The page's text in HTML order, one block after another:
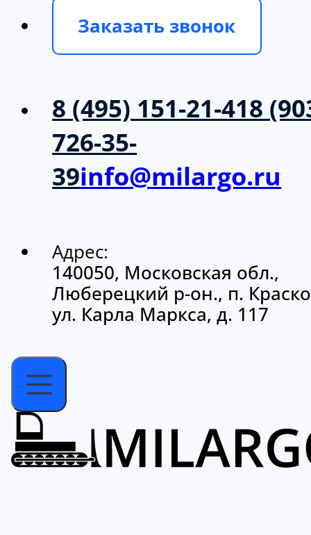
Заказать звонок
8 (495) 151-21-418
726-35-
39info@milargo.ru
Адрес:
140050, Московская обл.,
Люберецкий р-он., п.
ул. Карла Маркса, д. 117